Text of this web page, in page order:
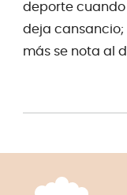
deporte cuando
deja
más se nota al